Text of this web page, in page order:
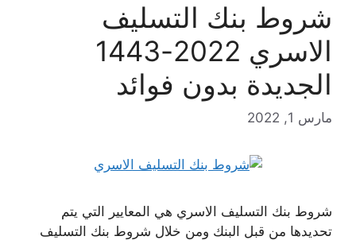
شروط بنك التسليف
الاسري 2022-1443
الجديدة بدون فوائد
مارس 1, 2022
شروط بنك التسليف الاسري هي المعايير التي يتم
تحديدها من قبل البنك ومن خلال شروط بنك التسليف